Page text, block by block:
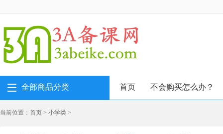
全部商品分类 首页 不会购买怎么办？
当前位置： 首页 > 小学类 >